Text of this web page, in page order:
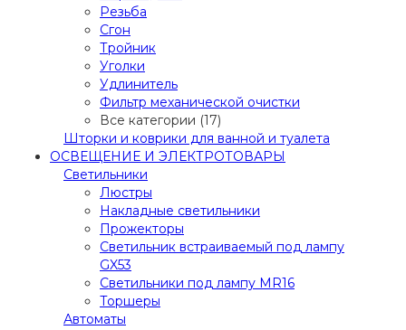
Резьба
Сгон
Тройник
Уголки
Удлинитель
Фильтр механической очистки
Все категории (17)
Шторки и коврики для ванной и туалета
ОСВЕЩЕНИЕ И ЭЛЕКТРОТОВАРЫ
Светильники
Люстры
Накладные светильники
Прожекторы
Светильник встраиваемый под лампу
GX53
Светильники под лампу MR16
Торшеры
Автоматы